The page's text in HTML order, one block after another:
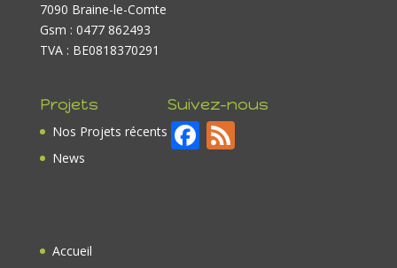
7090 Braine-le-Comte
Gsm : 0477 862493
TVA : BE0818370291
Projets
Nos Projets récents
News
Suivez-nous
F F
Accueil